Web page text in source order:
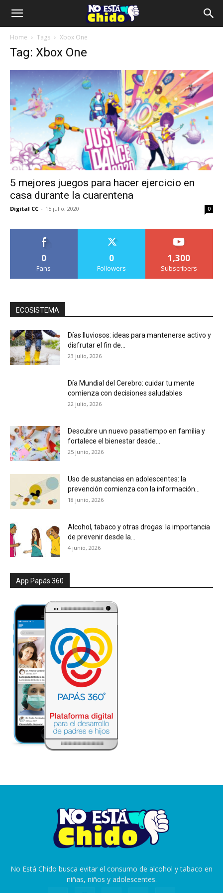
Home Tags Xbox One
Tag: Xbox One
5 mejores juegos para hacer ejercicio en
casa durante la cuarentena
Digital CC - 15 julio, 2020 0
0
Fans
0
Followers
1,300
Subscribers
ECOSISTEMA
Días lluviosos: ideas para mantenerse activo y
disfrutar el fin de...
23 julio, 2026
Día Mundial del Cerebro: cuidar tu mente
comienza con decisiones saludables
22 julio, 2026
Descubre un nuevo pasatiempo en familia y
fortalece el bienestar desde...
25 junio, 2026
Uso de sustancias en adolescentes: la
prevención comienza con la información...
18 junio, 2026
Alcohol, tabaco y otras drogas: la importancia
de prevenir desde la...
4 junio, 2026
App Papás 360
No Está Chido busca evitar el consumo de alcohol y tabaco en
niñas, niños y adolescentes.